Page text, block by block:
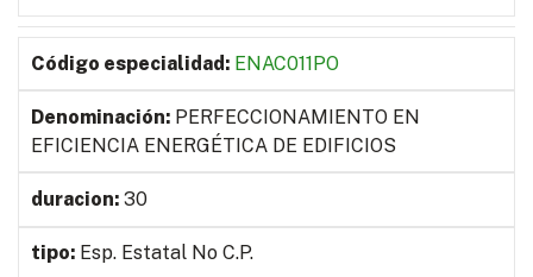
ENAC011PO
PERFECCIONAMIENTO EN
EFICIENCIA ENERGÉTICA DE EDIFICIOS
30
Esp. Estatal No C.P.